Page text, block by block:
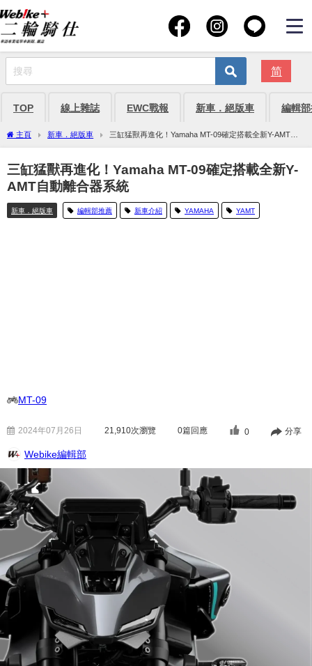
简
TOP 線上雜誌 EWC戰報 新車．絕版車 編輯
主頁 新車．絕版車
三缸猛獸再進化！Yamaha MT-09確定搭載全新Y-AMT自
動離合器系統
三缸猛獸再進化！Yamaha MT-09確定搭載全新Y-
AMT自動離合器系統
新車．絕版車 編輯部推薦 新車介紹 YAMAHA YAMT
MT-09
2024年07月26日 21,910次瀏覽 0篇回應 0 分享
Webike編輯部